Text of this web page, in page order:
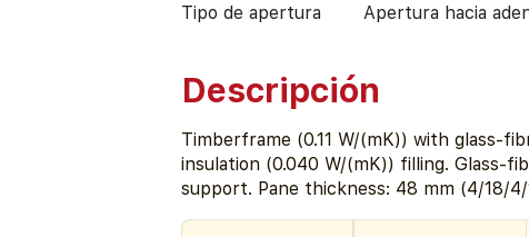
Tipo de apertura Apertura hacia
Descripción
Timberframe (0.11 W/(mK)) with glass-
insulation (0.040 W/(mK)) filling. Glass-
support. Pane thickness: 48 mm (4/18/